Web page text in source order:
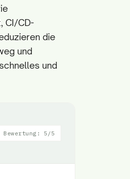
CI/CD-
die
und
und
Bewertung: 5/5